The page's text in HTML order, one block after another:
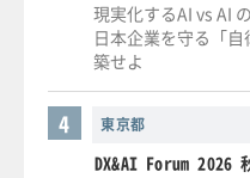
現実化するAI vs AI
日本企業を守る「
築せよ
東京都
4
DX&AI Forum 2026